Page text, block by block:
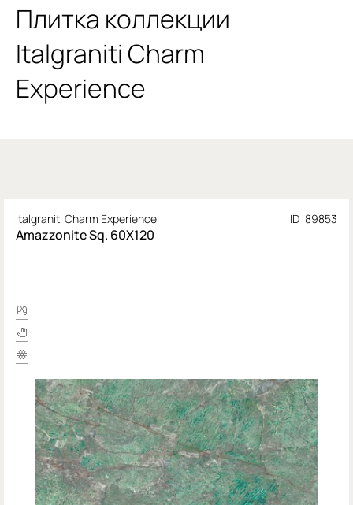
Плитка коллекции
Italgraniti Charm
Experience
Italgraniti Charm Experience ID: 89853
Amazzonite Sq. 60X120